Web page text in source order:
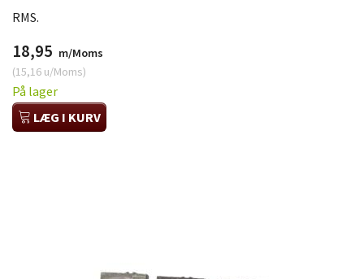
RMS.
18,95 m/Moms
(15,16 u/Moms)
På lager
LÆG I KURV